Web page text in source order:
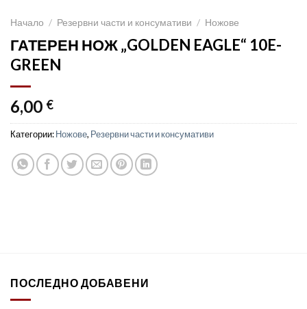
Начало / Резервни части и консумативи / Ножове
ГАТЕРЕН НОЖ „GOLDEN EAGLE“ 10E-
GREEN
6,00 €
Категории:Ножове, Резервни части и консумативи
ПОСЛЕДНО ДОБАВЕНИ